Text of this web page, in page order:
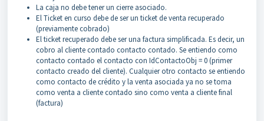
La caja no debe tener un cierre asociado.
El Ticket en curso debe de ser un ticket de venta recuperado
(previamente cobrado)
El ticket recuperado debe ser una factura simplificada. Es decir, un
cobro al cliente contado contacto contado. Se entiendo como
contacto contado el contacto con IdContactoObj = 0 (primer
contacto creado del cliente). Cualquier otro contacto se entiendo
como contacto de crédito y la venta asociada ya no se toma
como venta a cliente contado sino como venta a cliente final
(factura)